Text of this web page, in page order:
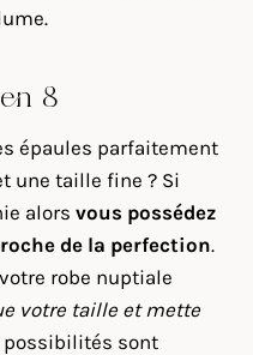
8
épaules parfaitement
une taille fine ? Si
alors vous possédez
de la perfection.
robe nuptiale
votre taille et mette
possibilités sont